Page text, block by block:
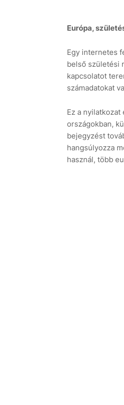
Európa,
Egy internetes
belső születési
kapcsolatot
számadatokat
Ez a
országokban,
bejegyzést
hangsúlyozza
használ, több